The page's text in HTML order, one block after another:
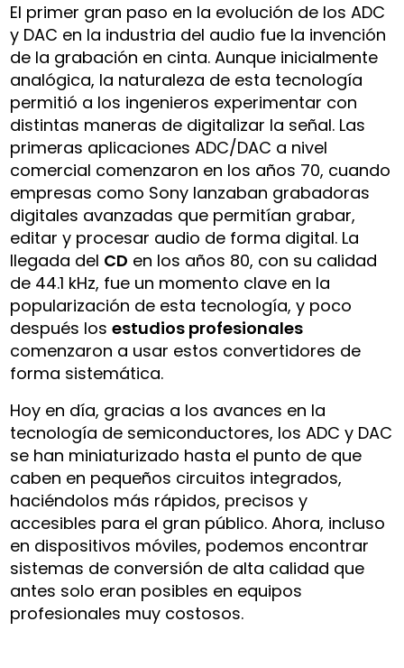
El primer gran paso en la evolución de los ADC
y DAC en la industria del audio fue la invención
de la grabación en cinta. Aunque inicialmente
analógica, la naturaleza de esta tecnología
permitió a los ingenieros experimentar con
distintas maneras de digitalizar la señal. Las
primeras aplicaciones ADC/DAC a nivel
comercial comenzaron en los años 70, cuando
empresas como Sony lanzaban grabadoras
digitales avanzadas que permitían grabar,
editar y procesar audio de forma digital. La
llegada del CD en los años 80, con su calidad
de 44.1 kHz, fue un momento clave en la
popularización de esta tecnología, y poco
después losestudios profesionales
comenzaron a usar estos convertidores de
forma sistemática.
Hoy en día, gracias a los avances en la
tecnología de semiconductores, los ADC y DAC
se han miniaturizado hasta el punto de que
caben en pequeños circuitos integrados,
haciéndolos más rápidos, precisos y
accesibles para el gran público. Ahora, incluso
en dispositivos móviles, podemos encontrar
sistemas de conversión de alta calidad que
antes solo eran posibles en equipos
profesionales muy costosos.